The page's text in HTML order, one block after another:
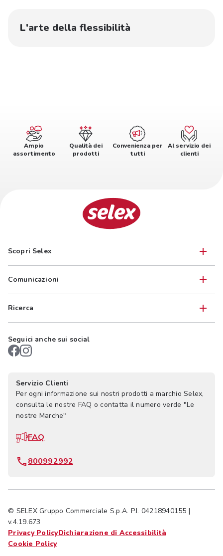
L'arte della flessibilità
Ampio
assortimento
Qualità dei
prodotti
Convenienza per
tutti
Al servizio dei
clienti
Scopri Selex
Comunicazioni
Ricerca
Seguici anche sui social
Servizio Clienti
Per ogni informazione sui nostri prodotti a marchio Selex,
consulta le nostre FAQ o contatta il numero verde "Le
nostre Marche"
FAQ
800992992
© SELEX Gruppo Commerciale S.p.A. P.I. 04218940155 |
v.4.19.673
Privacy PolicyDichiarazione di Accessibilità
Cookie Policy